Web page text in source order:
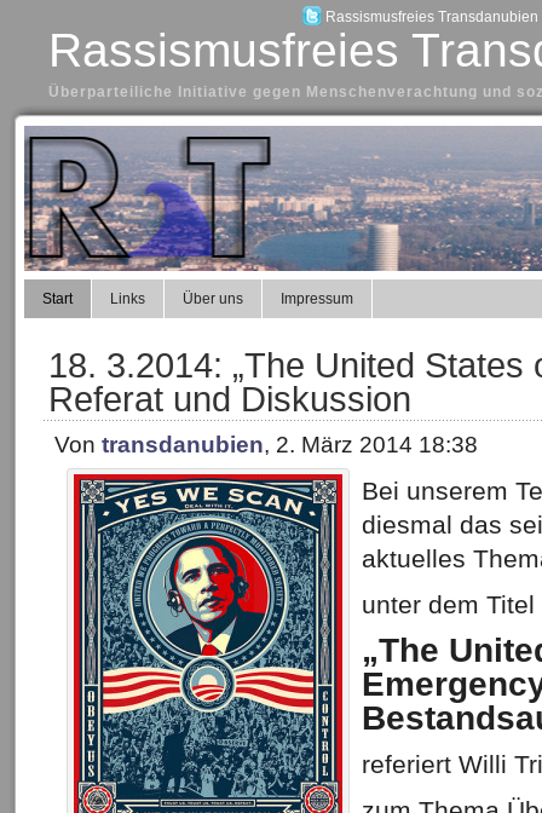
Rassismusfreies Transdanubien
Rassismusfreies
Überparteiliche Initiative gegen Menschenverachtung und
Start Links Über uns Impressum
18. 3.2014: „The United States
Referat und Diskussion
Von transdanubien, 2. März 2014 18:38
Bei unserem
diesmal das
aktuelles
unter dem Titel
„The
referiert Willi